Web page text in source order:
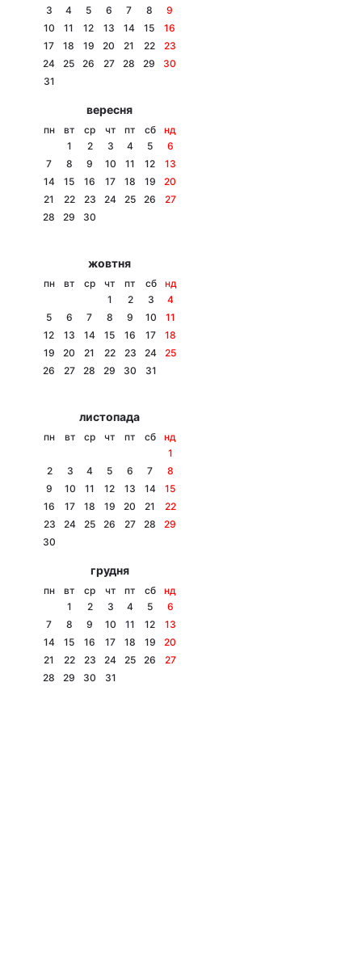
Тема оформлення
3
4 5 6 7 8
9
10
11 12 13 14 15
16
17
18 19 20 21 22
23
24
25 26 27 28 29
30
31
вересня
пн вт ср чт пт сб
нд
1
2 3 4 5
6
7
8 9 10 11 12
13
14
15 16 17 18 19
20
21
22 23 24 25 26
27
28
29 30
жовтня
пн вт ср чт пт сб
нд
1
2 3
4
5
6 7 8 9 10
11
12
13 14 15 16 17
18
19
20 21 22 23 24
25
26
27 28 29 30 31
листопада
пн вт ср чт пт сб
нд
1
2
3 4 5 6 7
8
9
10 11 12 13 14
15
16
17 18 19 20 21
22
23
24 25 26 27 28
29
30
грудня
пн вт ср чт пт сб
нд
1
2 3 4 5
6
7
8 9 10 11 12
13
14
15 16 17 18 19
20
21
22 23 24 25 26
27
28
29 30 31